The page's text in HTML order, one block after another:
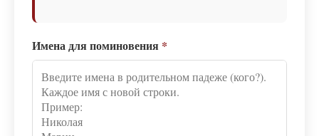
Имена для поминовения *